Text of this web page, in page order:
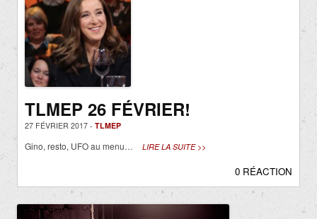
TLMEP 26 FÉVRIER!
27 FÉVRIER 2017 - TLMEP
Gino, resto, UFO au menu… LIRE LA SUITE >>
0 RÉACTION